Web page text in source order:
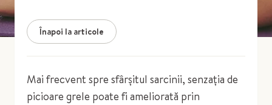
Înapoi la articole
Mai frecvent spre sfârșitul sarcinii, senzația de
picioare grele poate fi ameliorată prin